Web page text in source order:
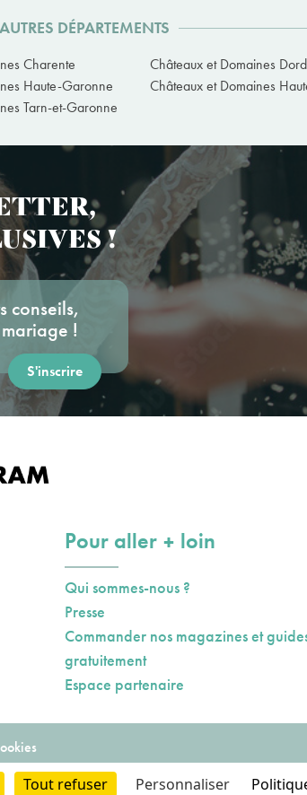
DÉPARTEMENTS
Charente
Châteaux et Domaines
Haute-Garonne
Châteaux et Domaines
Tarn-et-Garonne
!
conseils,
!
Pour aller plusloin
Qui sommes-nous ?
Presse
Commander nos magazines et
gratuitement
Espace partenaire
Tout refuser Personnaliser